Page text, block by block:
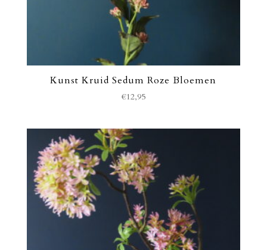
Kunst Kruid Sedum Roze Bloemen
€12,95